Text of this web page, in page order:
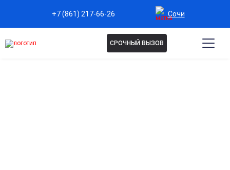
+7 (861) 217-66-26 Сочи
СРОЧНЫЙ ВЫЗОВ